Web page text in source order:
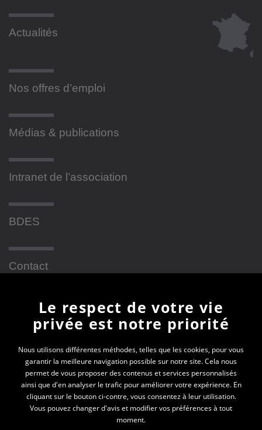
Actualités
Nos offres d’emploi
Médias & publications
Intranet de l’association
BDES
Contact
Newsletter
En vous inscrivant à la newsletter, vous recevrez
toutes les actualités des PEP 69
Votre e-mail*
Le respect de votre vie
privée est notre priorité
Nous utilisons différentes méthodes, telles que les cookies, pour vous
garantir la meilleure navigation possible sur notre site. Cela nous
permet de vous proposer des contenus et services personnalisés
ainsi que d'en analyser le trafic pour améliorer votre expérience. En
cliquant sur le bouton ci-contre, vous consentez à leur utilisation.
Vous pouvez changer d'avis et modifier vos préférences à tout
moment.